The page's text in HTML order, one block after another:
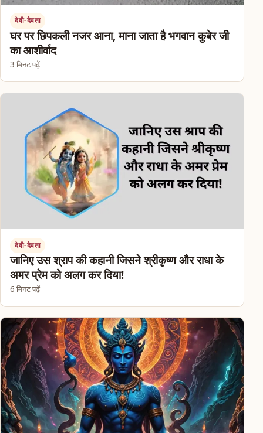
देवी-देवता
घर पर छिपकली नजर आना, माना जाता है भगवान कुबेर जी
का आशीर्वाद
3 मिनट पढ़ें
देवी-देवता
जानिए उस श्राप की कहानी जिसने श्रीकृष्ण और राधा के
अमर प्रेम को अलग कर दिया!
6 मिनट पढ़ें